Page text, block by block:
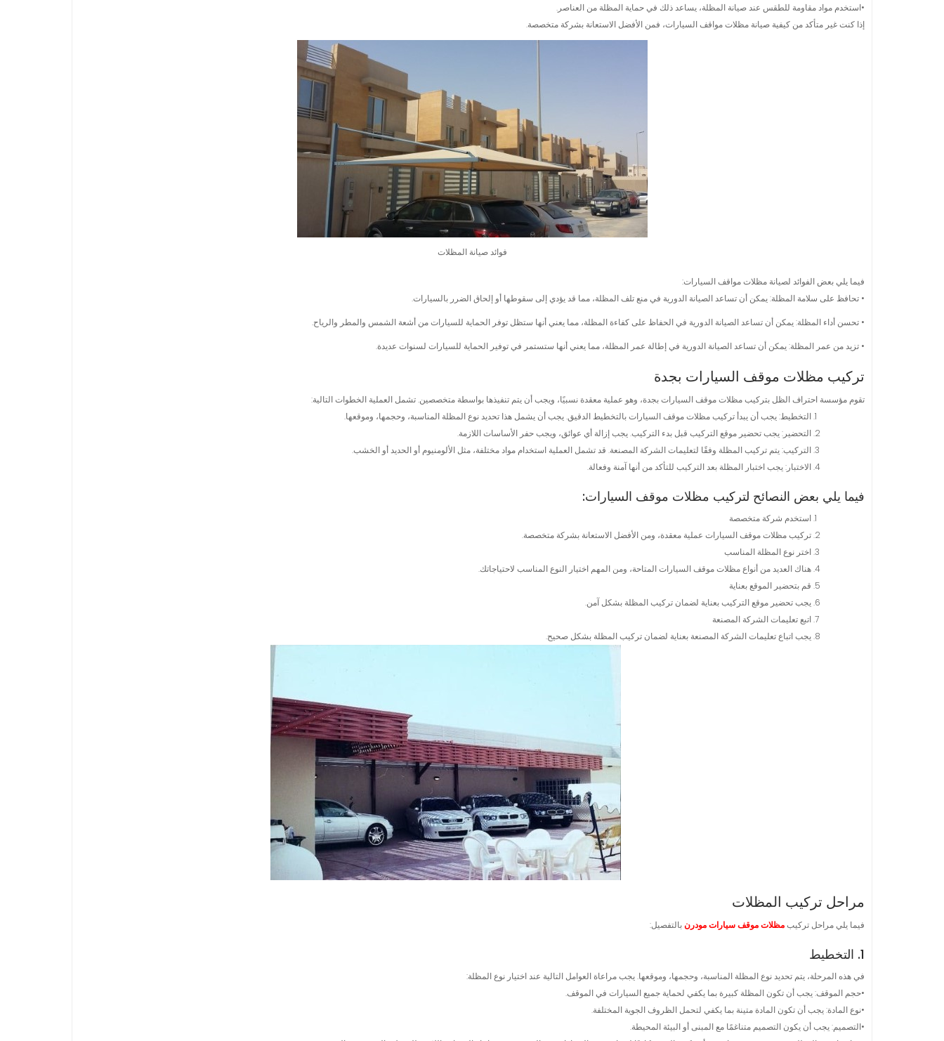
•استخدم مواد مقاومة للطقس عند صيانة المظلة، يساعد ذلك في حماية المظلة من العناصر.
إذا كنت غير متأكد من كيفية صيانة مظلات مواقف السيارات، فمن الأفضل الاستعانة بشركة متخصصة.
فوائد صيانة المظلات
فيما يلي بعض الفوائد لصيانة مظلات مواقف السيارات:
• تحافظ على سلامة المظلة: يمكن أن تساعد الصيانة الدورية في منع تلف المظلة، مما قد يؤدي إلى سقوطها أو إلحاق الضرر بالسيارات.
• تحسن أداء المظلة: يمكن أن تساعد الصيانة الدورية في الحفاظ على كفاءة المظلة، مما يعني أنها ستظل توفر الحماية للسيارات من أشعة الشمس والمطر والرياح.
• تزيد من عمر المظلة: يمكن أن تساعد الصيانة الدورية في إطالة عمر المظلة، مما يعني أنها ستستمر في توفير الحماية للسيارات لسنوات عديدة.
تركيب مظلات موقف السيارات بجدة
تقوم مؤسسة احتراف الظل بتركيب مظلات موقف السيارات بجدة، وهو عملية معقدة نسبيًا، ويجب أن يتم تنفيذها بواسطة متخصصين. تشمل العملية الخطوات التالية:
التخطيط: يجب أن يبدأ تركيب مظلات موقف السيارات بالتخطيط الدقيق. يجب أن يشمل هذا تحديد نوع المظلة المناسبة، وحجمها، وموقعها.
التحضير: يجب تحضير موقع التركيب قبل بدء التركيب. يجب إزالة أي عوائق، ويجب حفر الأساسات اللازمة.
التركيب: يتم تركيب المظلة وفقًا لتعليمات الشركة المصنعة. قد تشمل العملية استخدام مواد مختلفة، مثل الألومنيوم أو الحديد أو الخشب.
الاختبار: يجب اختبار المظلة بعد التركيب للتأكد من أنها آمنة وفعالة.
فيما يلي بعض النصائح لتركيب مظلات موقف السيارات:
استخدم شركة متخصصة
تركيب مظلات موقف السيارات عملية معقدة، ومن الأفضل الاستعانة بشركة متخصصة.
اختر نوع المظلة المناسب
هناك العديد من أنواع مظلات موقف السيارات المتاحة، ومن المهم اختيار النوع المناسب لاحتياجاتك.
قم بتحضير الموقع بعناية
يجب تحضير موقع التركيب بعناية لضمان تركيب المظلة بشكل آمن.
اتبع تعليمات الشركة المصنعة
يجب اتباع تعليمات الشركة المصنعة بعناية لضمان تركيب المظلة بشكل صحيح.
مراحل تركيب المظلات
فيما يلي مراحل تركيبمظلات موقف سيارات مودرنبالتفصيل:
1. التخطيط
في هذه المرحلة، يتم تحديد نوع المظلة المناسبة، وحجمها، وموقعها. يجب مراعاة العوامل التالية عند اختيار نوع المظلة:
•حجم الموقف: يجب أن تكون المظلة كبيرة بما يكفي لحماية جميع السيارات في الموقف.
•نوع المادة: يجب أن تكون المادة متينة بما يكفي لتحمل الظروف الجوية المختلفة.
•التصميم: يجب أن يكون التصميم متناغمًا مع المبنى أو البيئة المحيطة.